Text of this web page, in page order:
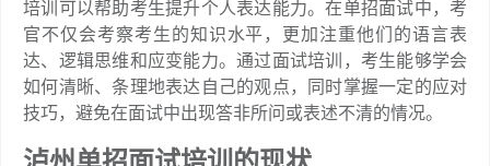
培训可以帮助考生提升个人表达能力。在单招面试中，考
官不仅会考察考生的知识水平，更加注重他们的语言表
达、逻辑思维和应变能力。通过面试培训，考生能够学会
如何清晰、条理地表达自己的观点，同时掌握一定的应对
技巧，避免在面试中出现答非所问或表述不清的情况。